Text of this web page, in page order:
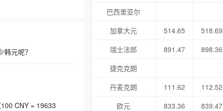
元呢？
CNY = 19633
巴西里亚尔
加拿大元
514.65 518.69
瑞士法郎
891.47 898.36
捷克克朗
丹麦克朗
111.62 112.52
欧元
833.36 839.47